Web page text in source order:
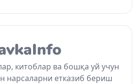
китоблар ва бошқа уй учун
нарсаларни етказиб бериш